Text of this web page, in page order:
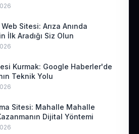
Sitesi: Arıza Anında
İlk Aradığı Siz Olun
Kurmak: Google Haberler'de
Teknik Yolu
Sitesi: Mahalle Mahalle
Dijital Yöntemi